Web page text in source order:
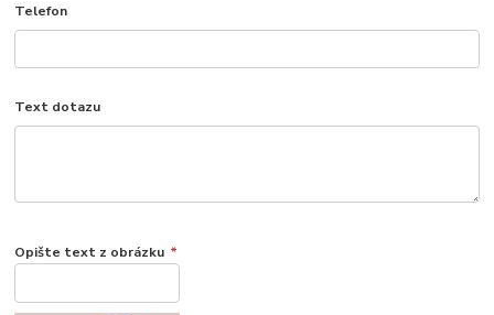
Telefon
Text dotazu
Opište text z obrázku *